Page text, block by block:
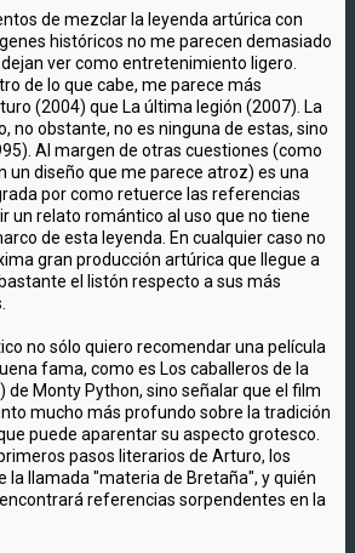
de mezclar la leyenda artúrica con
históricos no me parecen demasiado
ver como entretenimiento ligero.
de lo que cabe, me parece más
(2004) que La última legión (2007). La
no obstante, no es ninguna de estas, sino
Al margen de otras cuestiones (como
un diseño que me parece atroz) es una
por como retuerce las referencias
un relato romántico al uso que no tiene
de esta leyenda. En cualquier caso no
gran producción artúrica que llegue a
el listón respecto a sus más
no sólo quiero recomendar una película
fama, como es Los caballeros de la
de Monty Python, sino señalar que el film
mucho más profundo sobre la tradición
puede aparentar su aspecto grotesco.
pasos literarios de Arturo, los
la llamada "materia de Bretaña", y quién
referencias sorpendentes en la